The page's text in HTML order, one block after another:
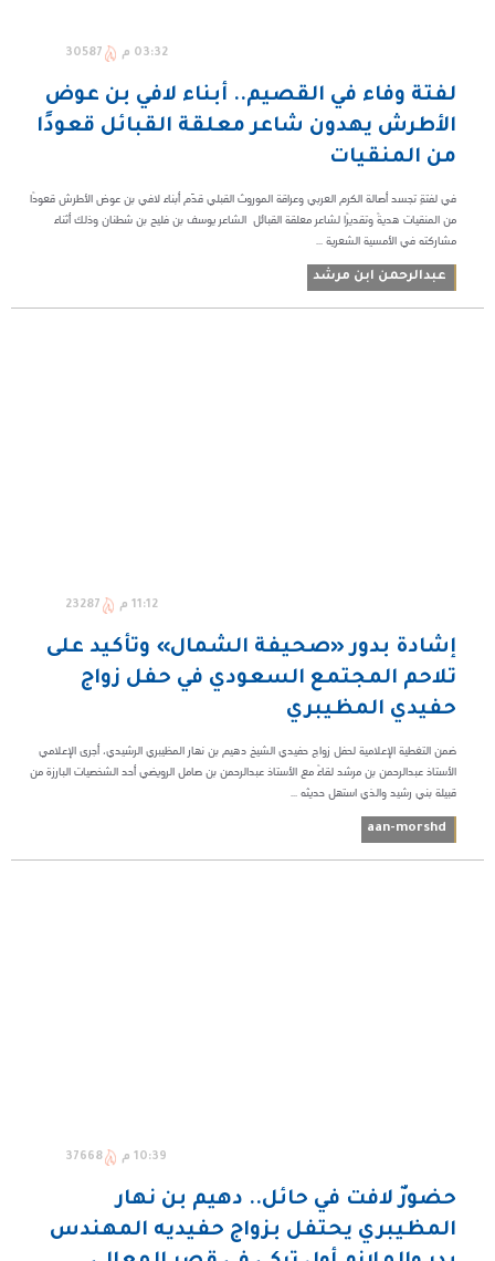
03:32 م 30587
لفتة وفاء في القصيم.. أبناء لافي بن عوض
الأطرش يهدون شاعر معلقة القبائل قعودًا
من المنقيات
في لفتةٍ تجسد أصالة الكرم العربي وعراقة الموروث القبلي قدّم أبناء لافي بن عوض الأطرش قعودًا
من المنقيات هديةً وتقديرًا لشاعر معلقة القبائل الشاعر يوسف بن فليح بن شطنان وذلك أثناء
مشاركته في الأمسية الشعرية ...
عبدالرحمن ابن مرشد
11:12 م 23287
إشادة بدور «صحيفة الشمال» وتأكيد على
تلاحم المجتمع السعودي في حفل زواج
حفيدي المظيبري
ضمن التغطية الإعلامية لحفل زواج حفيدي الشيخ دهيم بن نهار المظيبري الرشيدي، أجرى الإعلامي
الأستاذ عبدالرحمن بن مرشد لقاءً مع الأستاذ عبدالرحمن بن صامل الرويضي أحد الشخصيات البارزة من
قبيلة بني رشيد والذي استهل حديثه ...
aan-morshd
10:39 م 37668
حضورٌ لافت في حائل.. دهيم بن نهار
المظيبري يحتفل بزواج حفيديه المهندس